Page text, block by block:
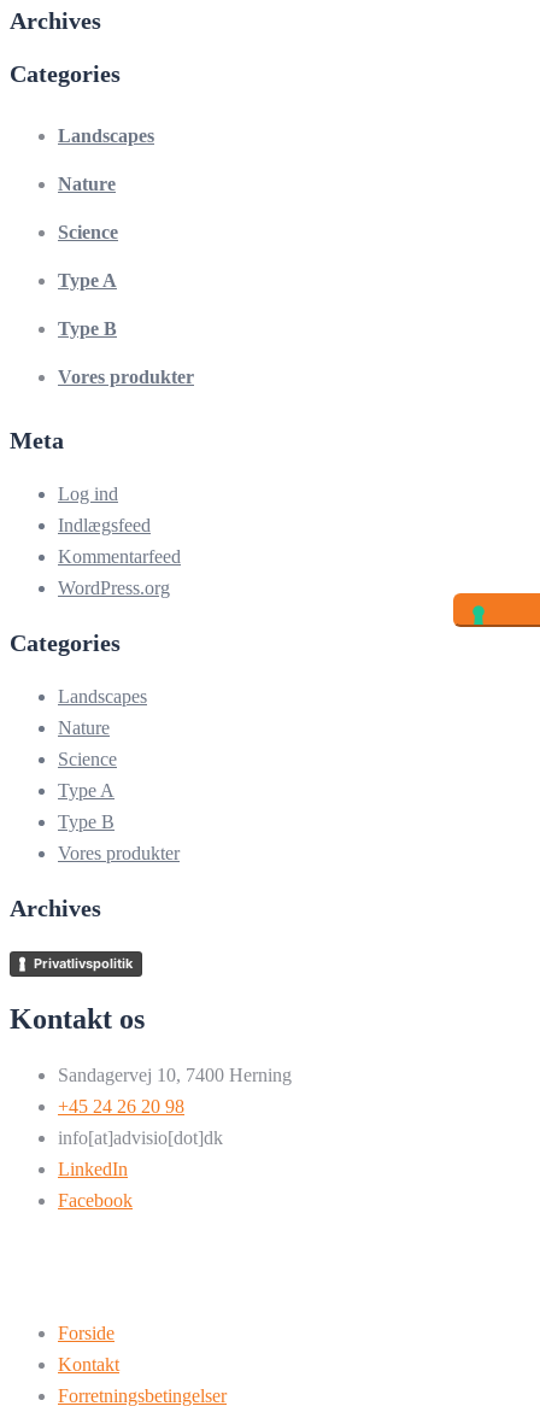
Archives
Categories
Landscapes
Nature
Science
Type A
Type B
Vores produkter
Meta
Log ind
Indlægsfeed
Kommentarfeed
WordPress.org
Categories
Landscapes
Nature
Science
Type A
Type B
Vores produkter
Archives
Privatlivspolitik
Kontakt os
Sandagervej 10, 7400 Herning
+45 24 26 20 98
info[at]advisio[dot]dk
LinkedIn
Facebook
Forside
Kontakt
Forretningsbetingelser